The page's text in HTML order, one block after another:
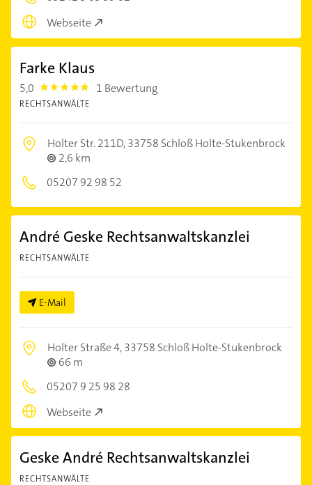
Webseite
Farke Klaus
5,0 5.0 1 Bewertung
RECHTSANWÄLTE
Holter Str. 211D,33758 Schloß Holte-Stukenbrock
2,6 km
05207 92 98 52
André Geske Rechtsanwaltskanzlei
RECHTSANWÄLTE
E-Mail
Holter Straße 4,33758 Schloß Holte-Stukenbrock
66 m
05207 9 25 98 28
Webseite
Geske André Rechtsanwaltskanzlei
RECHTSANWÄLTE